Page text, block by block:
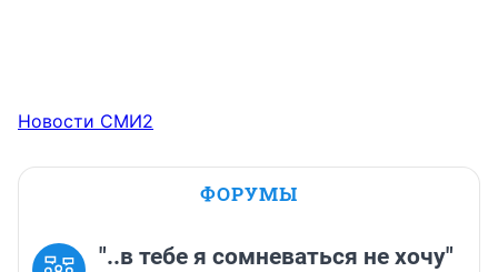
Новости СМИ2
ФОРУМЫ
"..в тебе я сомневаться не хочу"